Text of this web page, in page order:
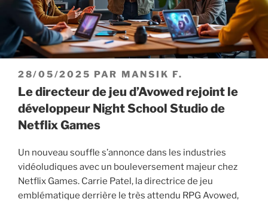
PUBLIÉ
LE
28/05/2025 PAR MANSIK F.
Le directeur de jeu d’Avowed rejoint le
développeur Night School Studio de
Netflix Games
Un nouveau souffle s’annonce dans les industries
vidéoludiques avec un bouleversement majeur chez
Netflix Games. Carrie Patel, la directrice de jeu
emblématique derrière le très attendu RPG Avowed,